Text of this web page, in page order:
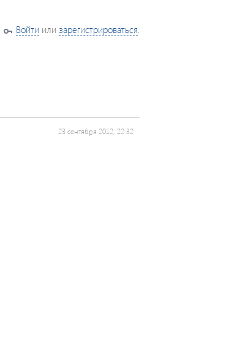
Войти или зарегистрироваться.
23 сентября 2012, 22:32